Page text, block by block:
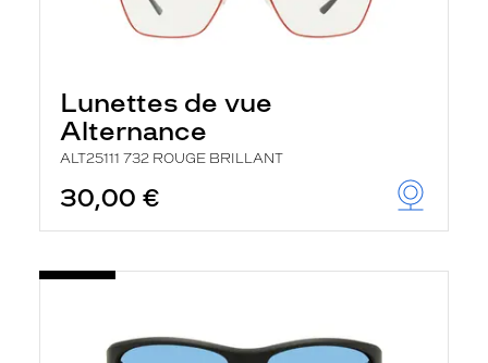
Lunettes de vue
Alternance
ALT25111 732 ROUGE BRILLANT
30,00 €